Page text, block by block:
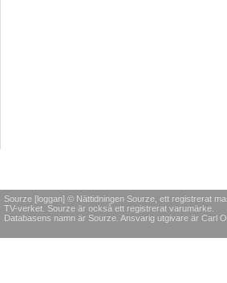
Sourze [loggan] © Nättidningen Sourze, ett registrerat
TV-verket. Sourze är också ett registrerat varumärke.
Databasens namn är Sourze. Ansvarig utgivare är Carl